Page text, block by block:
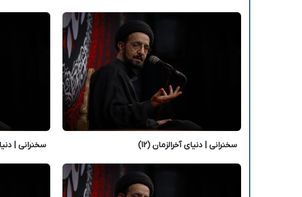
سخنرانی | دنیای آخرالزمان (12) سخنرانی |